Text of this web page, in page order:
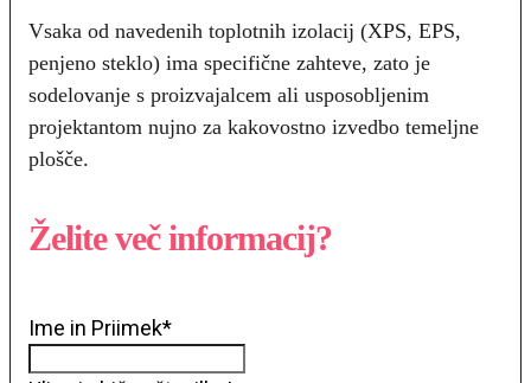
Vsaka od navedenih toplotnih izolacij (XPS, EPS,
penjeno steklo) ima specifične zahteve, zato je
sodelovanje s proizvajalcem ali usposobljenim
projektantom nujno za kakovostno izvedbo temeljne
plošče.
Želite več informacij?
Ime in Priimek*